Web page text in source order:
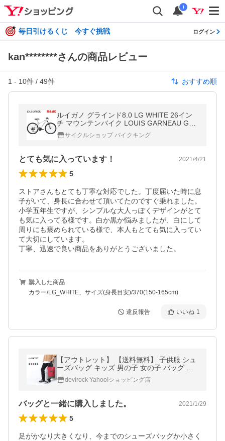
i
毎日引けるくじ 今すぐ挑戦 ログイン
kan********さんの商品レビュー
1 - 10件 / 49件 おすすめ順
ルイガノ グラインド8.0 LG WHITE 26イン
チ マウンテンバイク LOUIS GARNEAU GRI
ND8.0
サイクルショップ バイクキング
とても気に入っています！ 2021/4/21
5
ストアさんもとても丁寧な対応でした。丁度届いた時に息
子がいて、身長に合わせて頂いてたのですぐ乗れました。
小学五年生ですが、シンプルな大人っぽくデザインがとて
も気に入ってる様です。白か黒か悩みましたが、白にして
周りにも褒められている様で、本人もとても気に入ってい
て大切にしています。
丁寧、迅速で良い商品をありがとうございました。
購入した商品
カラー/LG_WHITE、サイズ(身長目安)/370(150-165cm)
違反報告 いいね 1
【アウトレット】 【送料無料】 子供服 シュ
ーズバッグ キッズ 男の子 女の子 バッグ カ
バン スクール devirock デビロック
devirock Yahoo!ショッピング店
バッグと一緒に購入しました。 2021/1/29
5
足がかなり大きくなり、今までのシューズバッグか小さく